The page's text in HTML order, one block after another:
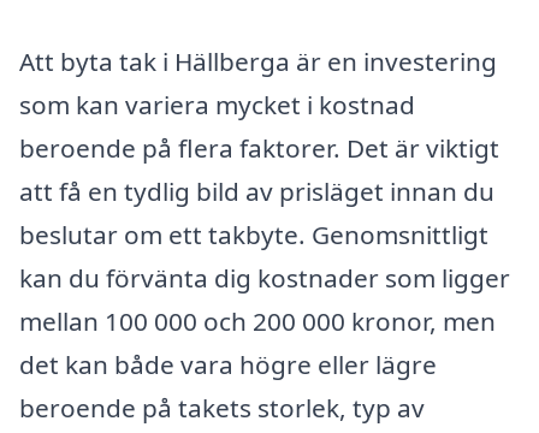
Att byta tak i Hällberga är en investering
som kan variera mycket i kostnad
beroende på flera faktorer. Det är viktigt
att få en tydlig bild av prisläget innan du
beslutar om ett takbyte. Genomsnittligt
kan du förvänta dig kostnader som ligger
mellan 100 000 och 200 000 kronor, men
det kan både vara högre eller lägre
beroende på takets storlek, typ av